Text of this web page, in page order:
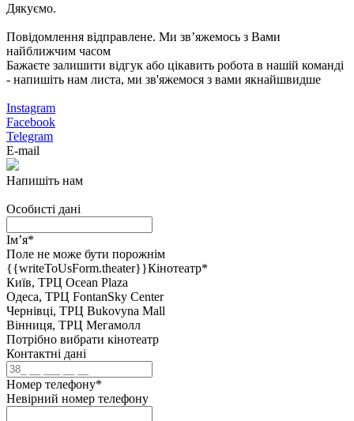
Дякуємо.
Повідомлення відправлене. Ми звʼяжемось з Вами
найближчим часом
Бажаєте залишити відгук або цікавить робота в нашій команді
- напишіть нам листа, ми зв'яжемося з вами якнайшвидше
Instagram
Facebook
Telegram
E-mail
Напишіть нам
Особисті дані
Ім’я*
Поле не може бути порожнім
{{writeToUsForm.theater}}Кінотеатр*
Київ, ТРЦ Ocean Plaza
Одеса, ТРЦ FontanSky Center
Чернівці, ТРЦ Bukovyna Mall
Вінниця, ТРЦ Мегамолл
Потрібно вибрати кінотеатр
Контактні дані
Номер телефону*
Невірний номер телефону